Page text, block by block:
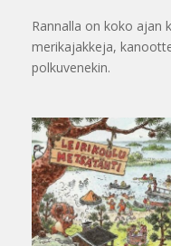
Rannalla on koko ajan
merikajakkeja,
polkuvenekin.